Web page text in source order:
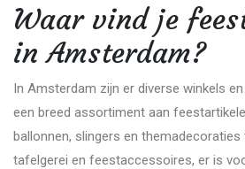
Waar vind je
in Amsterdam?
In Amsterdam zijn er diverse winkels
een breed assortiment aan
ballonnen, slingers en themadecoraties
tafelgerei en feestaccessoires, er is